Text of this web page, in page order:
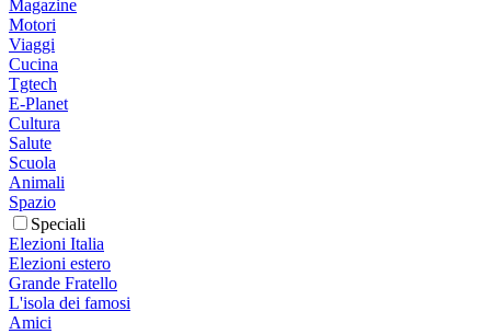
Magazine
Motori
Viaggi
Cucina
Tgtech
E-Planet
Cultura
Salute
Scuola
Animali
Spazio
Speciali
Elezioni Italia
Elezioni estero
Grande Fratello
L'isola dei famosi
Amici